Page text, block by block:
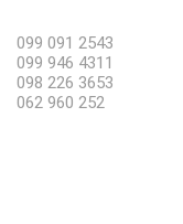
099 091 2543
099 946 4311
098 226 3653
062 960 252